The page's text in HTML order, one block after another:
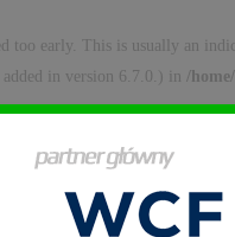
too early. This is usually an
in version 6.7.0.) in /